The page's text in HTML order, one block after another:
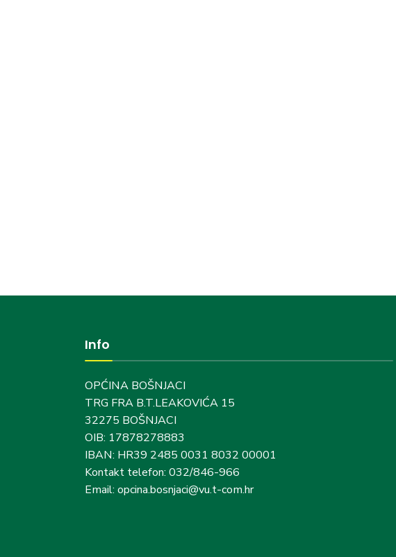
Info
OPĆINA BOŠNJACI
TRG FRA B.T.LEAKOVIĆA 15
32275 BOŠNJACI
OIB: 17878278883
IBAN: HR39 2485 0031 8032 00001
Kontakt telefon: 032/846-966
Email: opcina.bosnjaci@vu.t-com.hr